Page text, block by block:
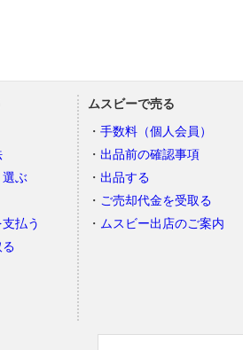
ぶ
払う
ムスビーで売る
手数料（個人会員）
出品前の確認事項
出品する
ご売却代金を受取る
ムスビー出店のご案内